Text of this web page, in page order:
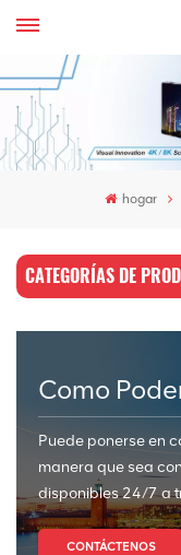
hogar
CATEGORÍAS DE
Como
Puede ponerse en
manera que sea
disponibles 24/7 a
CONTÁCTENOS